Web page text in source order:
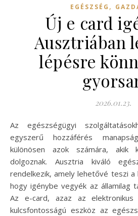
EGÉSZSÉG ,
Új e card
Ausztriában
lépésre
2026.01.23.
Az egészségügyi szolgáltatásokhoz való gyors és
egyszerű hozzáférés
különösen azok számára, akik
dolgoznak. Ausztria kiváló
rendelkezik, amely lehetővé teszi
hogy igénybe vegyék az államilag
Az e-card, azaz az elektronikus
kulcsfontosságú eszköz az